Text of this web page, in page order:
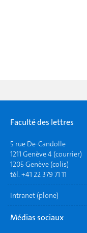
Faculté des lettres
5 rue De-Candolle
1211 Genève 4 (courrier)
1205 Genève (colis)
tél. +41 22 379 71 11
Intranet (plone)
Médias sociaux